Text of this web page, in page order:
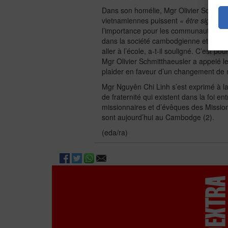
Dans son homélie, Mgr Olivier
vietnamiennes puissent « être signe
l’importance pour les communautés
dans la société cambodgienne et
aller à l’école, a-t-il souligné. C’est
Mgr Olivier Schmitthaeusler a appelé
plaider en faveur d’un changement de
Mgr Nguyên Chi Linh s’est exprimé à
de fraternité qui existent dans la foi
missionnaires et d’évêques des
sont aujourd’hui au Cambodge (2).
(eda/ra)